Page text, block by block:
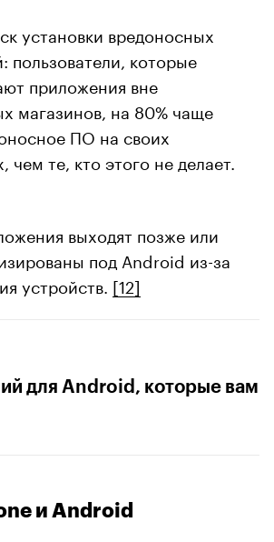
установки вредоносных
пользователи, которые
приложения вне
магазинов, на 80% чаще
ПО на своих
чем те, кто этого не делает.
выходят позже или
под Android из-за
устройств. [12]
для Android, которые вам
и Android